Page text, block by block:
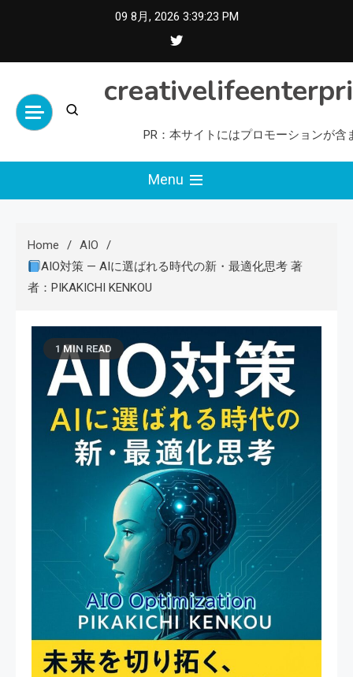
09 8月, 2026 3:39:24 PM
PR：本サイトにはプロモーションが含
Menu
Home
AIO
AIO対策 — AIに選ばれる時代の新・最適化思考 著
者：PIKAKICHI KENKOU
1 MIN READ